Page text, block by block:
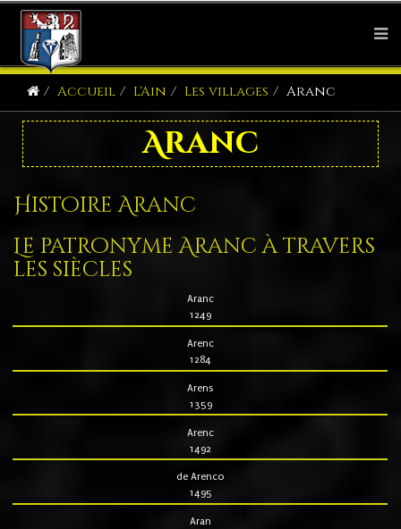
Accueil L'Ain Les villages Aranc
Aranc
Histoire Aranc
Le patronyme Aranc à travers
les siècles
Aranc
1249
Arenc
1284
Arens
1359
Arenc
1492
de Arenco
1495
Aran